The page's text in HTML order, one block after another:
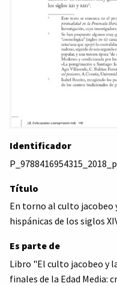
Identificador
Título
En torno al culto jacobeo
hispánicas de los siglos
Es parte de
Libro "El culto jacobeo y
finales de la Edad Media: